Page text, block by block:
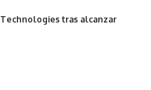
tras alcanzar